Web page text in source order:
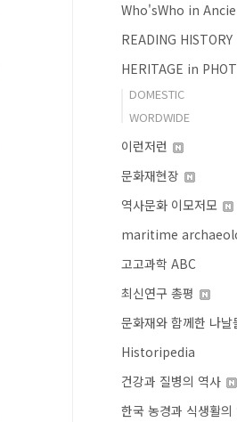
Who'sWho in
READING HISTORY
HERITAGE in
DOMESTIC
WORDWIDE
이런저런
문화재현장
역사문화 이모저모
maritime
고고과학 ABC
최신연구 총평
문화재와 함께한 나날
Historipedia
건강과 질병의 역사
한국 농경과 식생활의